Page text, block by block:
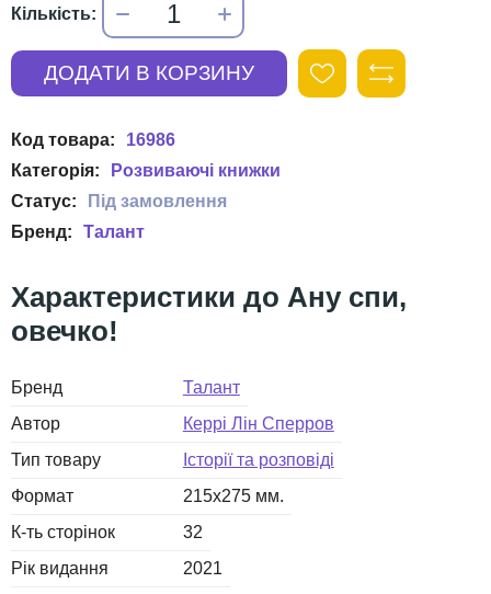
16986
Розвиваючі книжки
Талант
Ану спи,
овечко!
Бренд
Талант
Автор
Керрі Лін Сперров
Тип товару
Історії та розповіді
Формат
215х275 мм.
К-ть сторінок
32
Рік видання
2021